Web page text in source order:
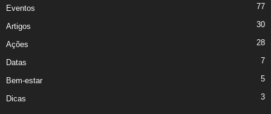
Eventos 77
Artigos 30
Ações 28
Datas 7
Bem-estar 5
Dicas 3